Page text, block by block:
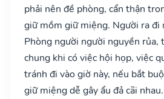
phải nên đề phòng, cẩn thận
giữ mồm giữ miệng. Người ra đi
Phòng người người nguyền rủa,
chung khi có việc hội họp, việc
tránh đi vào giờ này, nếu bắt
giữ miệng dễ gây ẩu đả cãi nhau.